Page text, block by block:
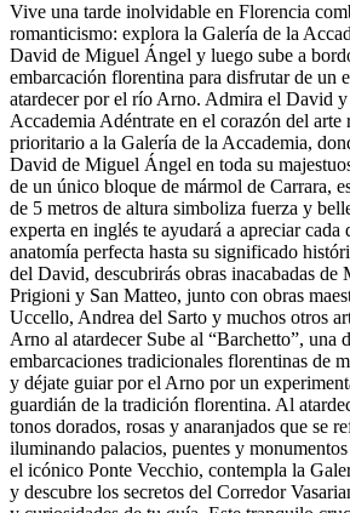
Vive una tarde inolvidable en Florencia
romanticismo: explora la Galería de la
David de Miguel Ángel y luego sube a
embarcación florentina para disfrutar de un
atardecer por el río Arno. Admira el David y
Accademia Adéntrate en el corazón del arte
prioritario a la Galería de la Accademia,
David de Miguel Ángel en toda su
de un único bloque de mármol de Carrara,
de 5 metros de altura simboliza fuerza y
experta en inglés te ayudará a apreciar cada
anatomía perfecta hasta su significado
del David, descubrirás obras inacabadas
Prigioni y San Matteo, junto con obras
Uccello, Andrea del Sarto y muchos otros
Arno al atardecer Sube al “Barchetto”, una
embarcaciones tradicionales florentinas de
y déjate guiar por el Arno por un
guardián de la tradición florentina. Al
tonos dorados, rosas y anaranjados que se
iluminando palacios, puentes y
el icónico Ponte Vecchio, contempla la
y descubre los secretos del Corredor